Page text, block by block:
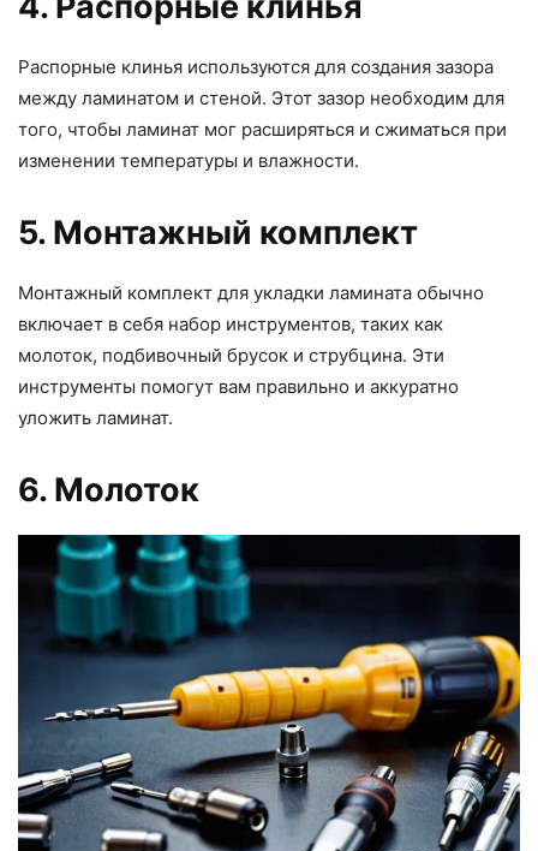
Распорные клинья используются для создания зазора
между ламинатом и стеной. Этот зазор необходим для
того, чтобы ламинат мог расширяться и сжиматься при
изменении температуры и влажности.
5. Монтажный комплект
Монтажный комплект для укладки ламината обычно
включает в себя набор инструментов, таких как
молоток, подбивочный брусок и струбцина. Эти
инструменты помогут вам правильно и аккуратно
уложить ламинат.
6. Молоток